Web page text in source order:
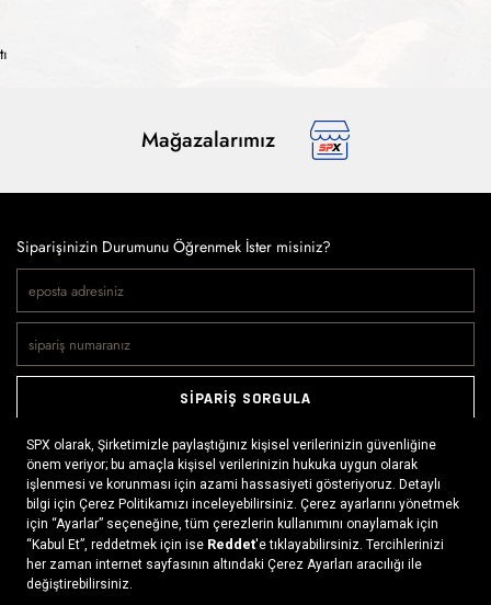
Mağazalarımız
Siparişinizin Durumunu Öğrenmek İster misiniz?
SİPARİŞ SORGULA
Doğaya ve spora tutkuyla bağlı olanların markası SPX, çeşitli
kategorilerde sunduğu spor giyim ürünleri, outdoor ayakkabılar,
ekipman ve aksesuarlar ile, her yerde ve her koşulda doğayla
buluşmayı mümkün kılıyor. Daima aktif bir yaşam tarzını
benimseyenlerin ihtiyaç duyabileceği her şey, SPX’in online
mağazasında ziyaretçilerin beğenisine sunuluyor.